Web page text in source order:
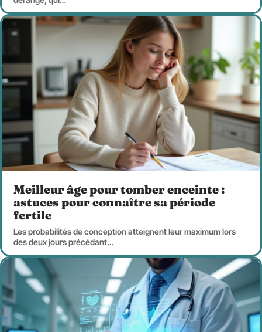
Meilleur âge pour tomber enceinte :
astuces pour connaître sa période
fertile
Les probabilités de conception atteignent leur maximum lors
des deux jours précédant…